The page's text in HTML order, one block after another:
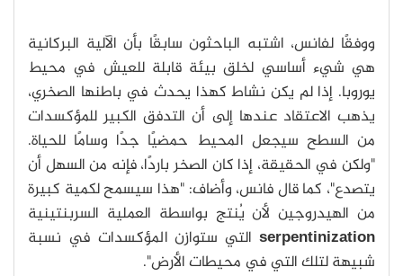
ووفقًا لفانس، اشتبه الباحثون سابقًا بأن الآلية البركانية
هي شيء أساسي لخلق بيئة قابلة للعيش في محيط
يوروبا. إذا لم يكن نشاط كهذا يحدث في باطنها الصخري،
يذهب الاعتقاد عندها إلى أن التدفق الكبير للمؤكسدات
من السطح سيجعل المحيط حمضيًا جدًا وسامًا للحياة.
"ولكن في الحقيقة، إذا كان الصخر باردًا، فإنه من السهل أن
يتصدع"، كما قال فانس، وأضاف: "هذا سيسمح لكمية كبيرة
من الهيدروجين لأن يُنتج بواسطة العملية السربنتينية
serpentinization التي ستوازن المؤكسدات في نسبة
شبيهة لتلك التي في محيطات الأرض".